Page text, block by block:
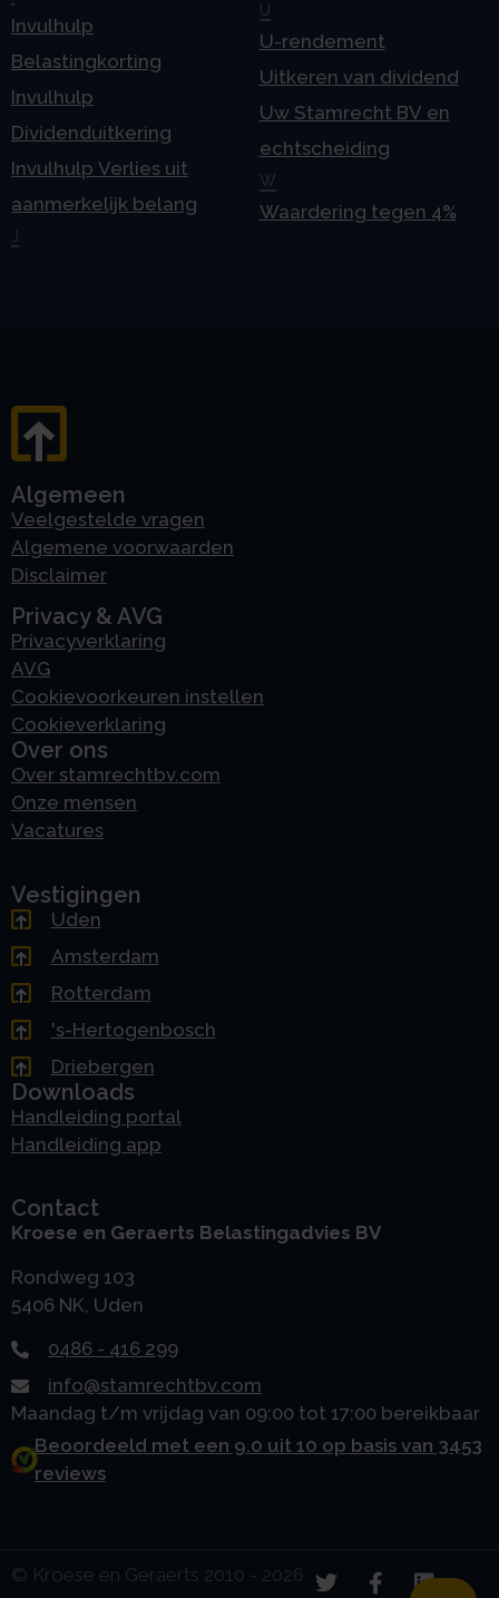
Invulhulp
Belastingkorting
Invulhulp
Dividenduitkering
Invulhulp Verlies uit
aanmerkelijk belang
U
U-rendement
Uitkeren van dividend
Uw Stamrecht BV en
echtscheiding
W
Waardering tegen 4%
Algemeen
Veelgestelde vragen
Algemene voorwaarden
Disclaimer
Privacy & AVG
Privacyverklaring
AVG
Cookievoorkeuren instellen
Cookieverklaring
Over ons
Over stamrechtbv.com
Onze mensen
Vacatures
Vestigingen
Uden
Amsterdam
Rotterdam
's-Hertogenbosch
Driebergen
Downloads
Handleiding portal
Handleiding app
Contact
Kroese en Geraerts Belastingadvies BV
Rondweg 103
5406 NK, Uden
0486 - 416 299
info@stamrechtbv.com
Maandag t/m vrijdag van 09:00 tot 17:00 bereikbaar
Beoordeeld met een 9.0 uit 10 op basis van 3453
reviews
© Kroese en Geraerts 2010 - 2026